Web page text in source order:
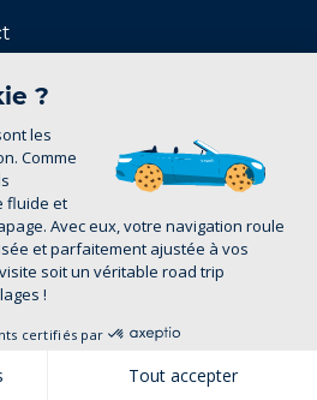
Légales
de confidentialité
legrand.fr 2026
privilégiez la marche ou le
1